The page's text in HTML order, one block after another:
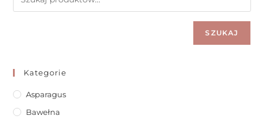
SZUKAJ
Kategorie
Asparagus
Bawełna